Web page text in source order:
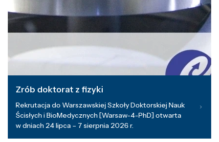
Zrób doktorat z fizyki
Rekrutacja do Warszawskiej Szkoły Doktorskiej Nauk
Ścisłych i BioMedycznych [Warsaw-4-PhD] otwarta
w dniach 24 lipca – 7 sierpnia 2026 r.